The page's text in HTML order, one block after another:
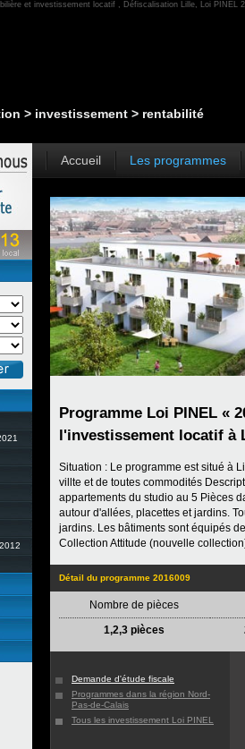
et investissement locatif , Défiscalisation Lille, Loi PINEL
> investissement > rentabilité
Accueil Les programmes
Programme Loi PINEL «
l'investissement locatif à
Situation : Le programme est situé à
villte et de toutes commodités
appartements du studio au 5 Pièces
autour d'allées, placettes et jardins.
jardins. Les bâtiments sont équipés
Collection Attitude (nouvelle
Détail du programme 2016009
Nombre de pièces
1,2,3 pièces
Demande d'étude fiscale
Programmes dans la région Nord-
Pas-de-Calais
Tous les investissement Loi PINEL